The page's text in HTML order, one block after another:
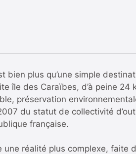
plus qu’une simple
des Caraïbes, d’à peine 24
préservation
du statut de collectivité
française.
une réalité plus complexe, faite